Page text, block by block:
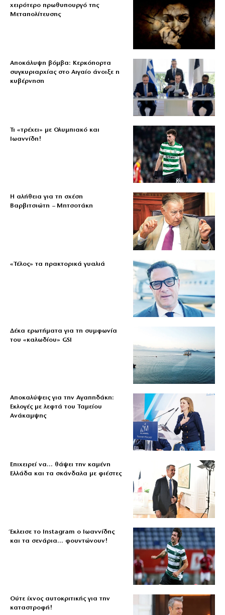
χειρότερο πρωθυπουργό της
Μεταπολίτευσης
Αποκάλυψη βόμβα: Κερκόπορτα
συγκυριαρχίας στο Αιγαίο άνοιξε η
κυβέρνηση
Τι «τρέχει» με Ολυμπιακό και
Ιωαννίδη!
Η αλήθεια για τη σχέση
Βαρβιτσιώτη – Μητσοτάκη
«Τέλος» τα πρακτορικά γυαλιά
Δέκα ερωτήματα για τη συμφωνία
του «καλωδίου» GSI
Αποκαλύψεις για την Αγαπηδάκη:
Εκλογές με λεφτά του Ταμείου
Ανάκαμψης
Επιχειρεί να… θάψει την καμένη
Ελλάδα και τα σκάνδαλα με φιέστες
Έκλεισε το Instagram ο Ιωαννίδης
και τα σενάρια… φουντώνουν!
Ούτε ίχνος αυτοκριτικής για την
καταστροφή!